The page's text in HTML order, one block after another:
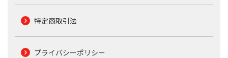
特定商取引法
プライバシーポリシー